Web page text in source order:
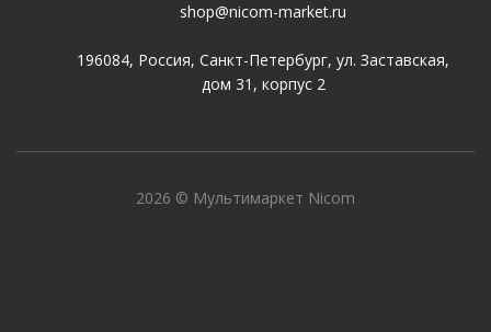
shop@nicom-market.ru
196084, Россия, Санкт-Петербург, ул. Заставская,
дом 31, корпус 2
2026 © Мультимаркет Nicom